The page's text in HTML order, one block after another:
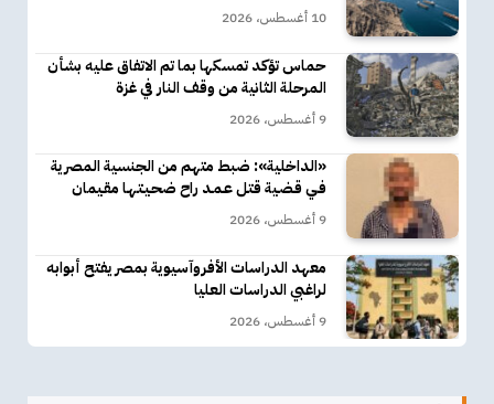
10 أغسطس، 2026
حماس تؤكد تمسكها بما تم الاتفاق عليه بشأن
المرحلة الثانية من وقف النار في غزة
9 أغسطس، 2026
«الداخلية»: ضبط متهم من الجنسية المصرية
فـي قـضـية قتـل عـمـد راح ضحـيـتـهـا مقـيمان
9 أغسطس، 2026
معهد الدراسات الأفروآسيوية بمصر يفتح أبوابه
لراغبي الدراسات العليا
9 أغسطس، 2026